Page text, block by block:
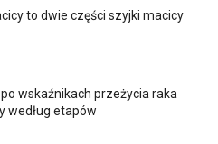
to dwie części szyjki macicy
wskaźnikach przeżycia raka
według etapów